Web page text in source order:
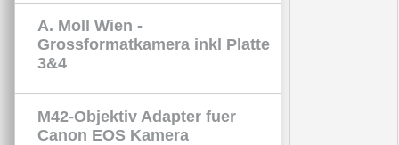
A. Moll Wien -
Grossformatkamera inkl Platte
3&4
M42-Objektiv Adapter fuer
Canon EOS Kamera